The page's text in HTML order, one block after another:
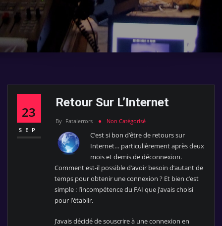
23
SEP
Retour Sur L’Internet
By Fatalerrors Non Catégorisé
C’est si bon d’être de retours sur
Internet… particulièrement après deux
mois et demis de déconnexion.
Comment est-il possible d’avoir besoin d’autant de
temps pour obtenir une connexion ? Et bien c’est
simple : l’incompétence du FAI que j’avais choisi
pour l’établir.
J’avais décidé de souscrire à une connexion en